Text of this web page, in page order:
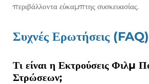
περιβάλλοντα εύκαμπτης συσκευασίας.
Συχνές Ερωτήσεις (FAQ)
Τι είναι η Εκτρούσεις Φιλμ
Στρώσεων;